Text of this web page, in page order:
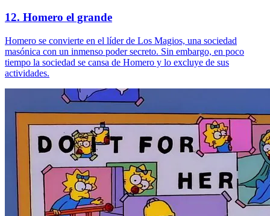
12. Homero el grande
Homero se convierte en el líder de Los Magios, una sociedad
masónica con un inmenso poder secreto. Sin embargo, en poco
tiempo la sociedad se cansa de Homero y lo excluye de sus
actividades.